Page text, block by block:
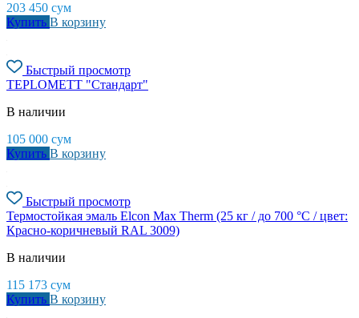
203 450 сум
Купить В корзину
Быстрый просмотр
TEPLOMETT "Стандарт"
В наличии
105 000 сум
Купить В корзину
Быстрый просмотр
Термостойкая эмаль Elcon Max Therm (25 кг / до 700 °C / цвет:
Красно-коричневый RAL 3009)
В наличии
115 173 сум
Купить В корзину